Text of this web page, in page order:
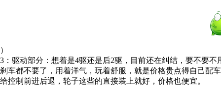
）
3：驱动部分：想着是4驱还是后2驱，目前还在纠结，要不要
刹车都不要了，用着洋气，玩着舒服，就是价格贵点得自己配
给控制前进后退，轮子这些的直接装上就好，价格也便宜。